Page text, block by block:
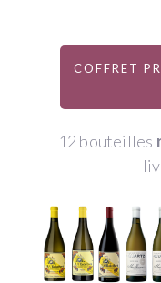
COFFRET
12 bouteilles